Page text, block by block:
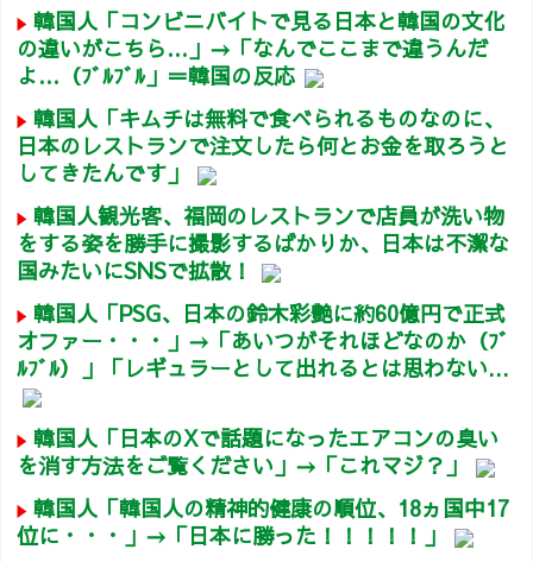
韓国人「コンビニバイトで見る日本と韓国の文化
の違いがこちら…」→「なんでここまで違うんだ
よ…（ﾌﾞﾙﾌﾞﾙ」＝韓国の反応
韓国人「キムチは無料で食べられるものなのに、
日本のレストランで注文したら何とお金を取ろうと
してきたんです」
韓国人観光客、福岡のレストランで店員が洗い物
をする姿を勝手に撮影するばかりか、日本は不潔な
国みたいにSNSで拡散！
韓国人「PSG、日本の鈴木彩艶に約60億円で正式
オファー・・・」→「あいつがそれほどなのか（ﾌﾞ
ﾙﾌﾞﾙ）」「レギュラーとして出れるとは思わない...
韓国人「日本のXで話題になったエアコンの臭い
を消す方法をご覧ください」→「これマジ？」
韓国人「韓国人の精神的健康の順位、18ヵ国中17
位に・・・」→「日本に勝った！！！！！」